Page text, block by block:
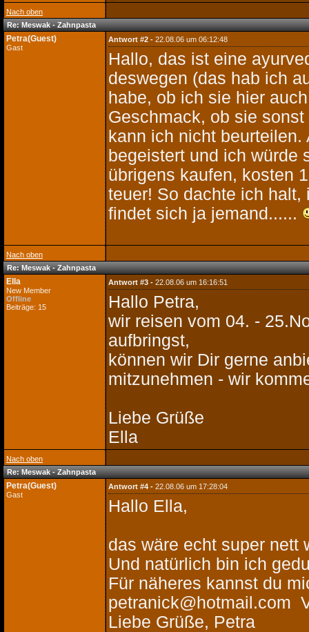
Nach oben
Re: Meswak - Zahnpasta
Petra(Guest)
Gast
Antwort #2 - 22.08.06 um 06:12:48
Hallo, das ist eine
deswegen (das hab ich
habe, ob ich sie hier
Geschmack, ob sie
kann ich nicht
begeistert und ich würde
übrigens kaufen, kosten
teuer! So dachte ich
findet sich ja jemand......
Nach oben
Re: Meswak - Zahnpasta
Ella
New Member
Offline
Beiträge: 15
Antwort #3 - 22.08.06 um 16:16:51
Hallo Petra,
wir reisen vom 04. -
aufbringst,
können wir Dir gerne
mitzunehmen - wir
Liebe Grüße
Ella
Nach oben
Re: Meswak - Zahnpasta
Petra(Guest)
Gast
Antwort #4 - 22.08.06 um 17:28:04
Hallo Ella,
das wäre echt super nett
Und natürlich bin ich
Für näheres kannst du
petranick@hotmail.com
Liebe Grüße, Petra